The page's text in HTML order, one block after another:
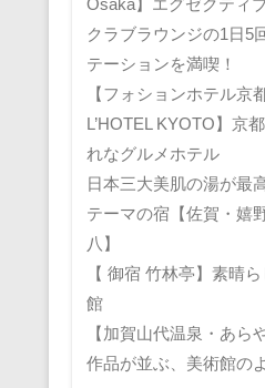
Osaka】エグゼクティ
クラブラウンジの1日5
テーションを満喫！
【フォションホテル京
L’HOTEL KYOTO】京
れなグルメホテル
日本三大美肌の湯が最
テーマの宿【佐賀・嬉
八】
【 御宿 竹林亭】素晴
館
【加賀山代温泉・あら
作品が並ぶ、美術館の